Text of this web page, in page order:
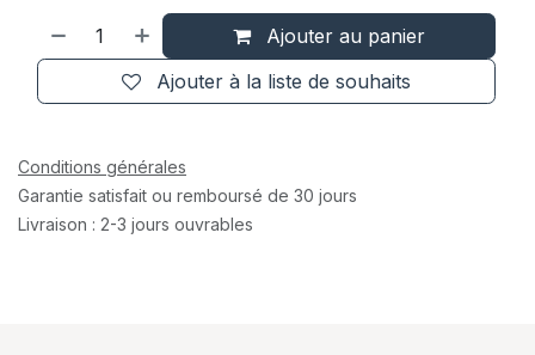
Ajouter au panier
Ajouter à la liste de souhaits
Conditions générales
Garantie satisfait ou remboursé de 30 jours
Livraison : 2-3 jours ouvrables